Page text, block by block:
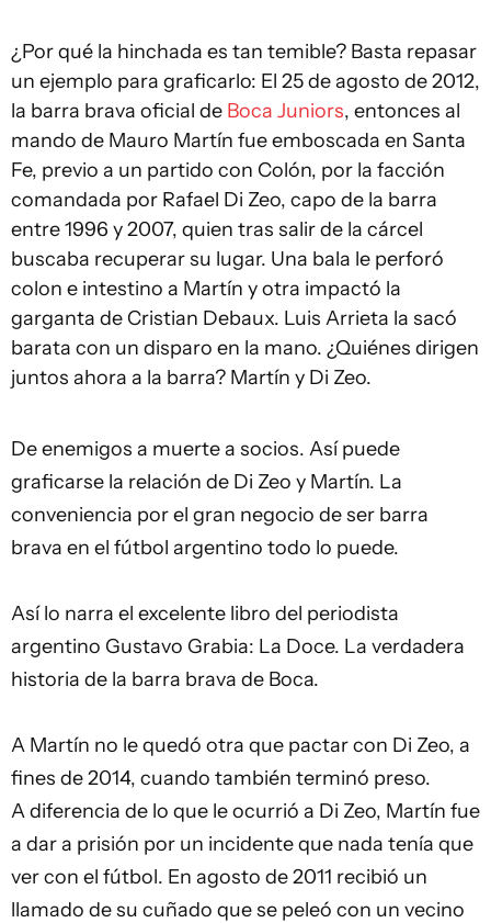
¿Por qué la hinchada es tan temible? Basta repasar
un ejemplo para graficarlo: El 25 de agosto de 2012,
la barra brava oficial de Boca Juniors, entonces al
mando de Mauro Martín fue emboscada en Santa
Fe, previo a un partido con Colón, por la facción
comandada por Rafael Di Zeo, capo de la barra
entre 1996 y 2007, quien tras salir de la cárcel
buscaba recuperar su lugar. Una bala le perforó
colon e intestino a Martín y otra impactó la
garganta de Cristian Debaux. Luis Arrieta la sacó
barata con un disparo en la mano. ¿Quiénes dirigen
juntos ahora a la barra? Martín y Di Zeo.
De enemigos a muerte a socios. Así puede
graficarse la relación de Di Zeo y Martín. La
conveniencia por el gran negocio de ser barra
brava en el fútbol argentino todo lo puede.
Así lo narra el excelente libro del periodista
argentino Gustavo Grabia: La Doce. La verdadera
historia de la barra brava de Boca.
A Martín no le quedó otra que pactar con Di Zeo, a
fines de 2014, cuando también terminó preso.
A diferencia de lo que le ocurrió a Di Zeo, Martín fue
a dar a prisión por un incidente que nada tenía que
ver con el fútbol. En agosto de 2011 recibió un
llamado de su cuñado que se peleó con un vecino